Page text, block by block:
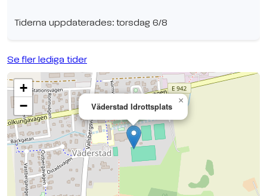
Tiderna uppdaterades: torsdag 6/8
Se fler lediga tider
Väderstad Idrottsplats
×
+
−